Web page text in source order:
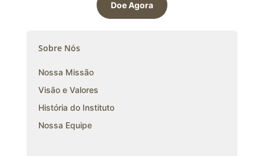
Doe Agora
Sobre Nós
Nossa Missão
Visão e Valores
História do Instituto
Nossa Equipe